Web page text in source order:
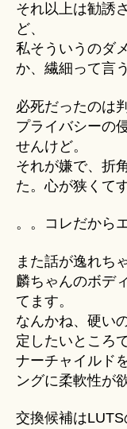
それ以上は勧誘
ど、
私そういうのダ
か、繊細って言
必死だったのは
プライバシーの
せんけど。
それが嫌で、折
た。心が狭くて
。。コレだから
また話が逸れち
麟ちゃんのボデ
てます。
なんかね、硬い
定したいところ
ナーチャイルド
ングに柔軟性が
交換候補は